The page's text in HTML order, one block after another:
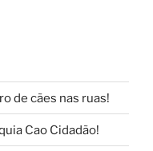
de cães nas ruas!
Cao Cidadão!